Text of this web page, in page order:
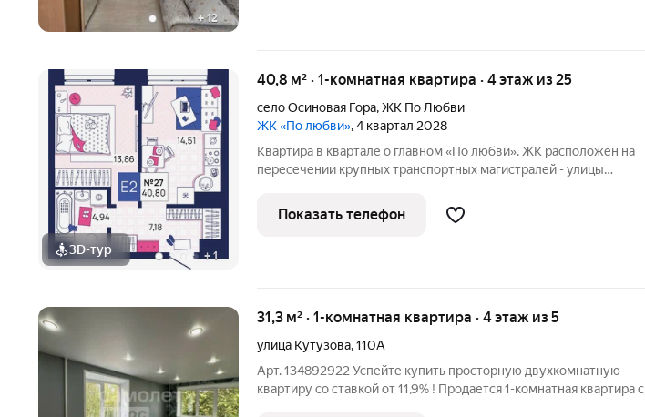
+12
3D-тур +1
40,8 м² · 1-комнатная квартира · 4 этаж из 25
село Осиновая Гора,ЖК По Любви
ЖК «По любви», 4 квартал 2028
Квартира в квартале о главном «По любви». ЖК расположен на
пересечении крупных транспортных магистралей - улицы
динамично развивающийся район. Рядом инфраструктура на все
случаи жизни: школы,
Показать телефон
31,3 м² · 1-комнатная квартира · 4 этаж из 5
улица Кутузова,110А
Арт. 134892922 Успейте купить просторную двухкомнатную
квартиру cо ставкой от 11,9% ! Продается 1-комнатная квартира с